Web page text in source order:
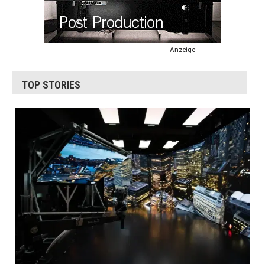
Anzeige
TOP STORIES